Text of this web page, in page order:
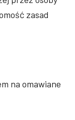
zasad
na omawiane